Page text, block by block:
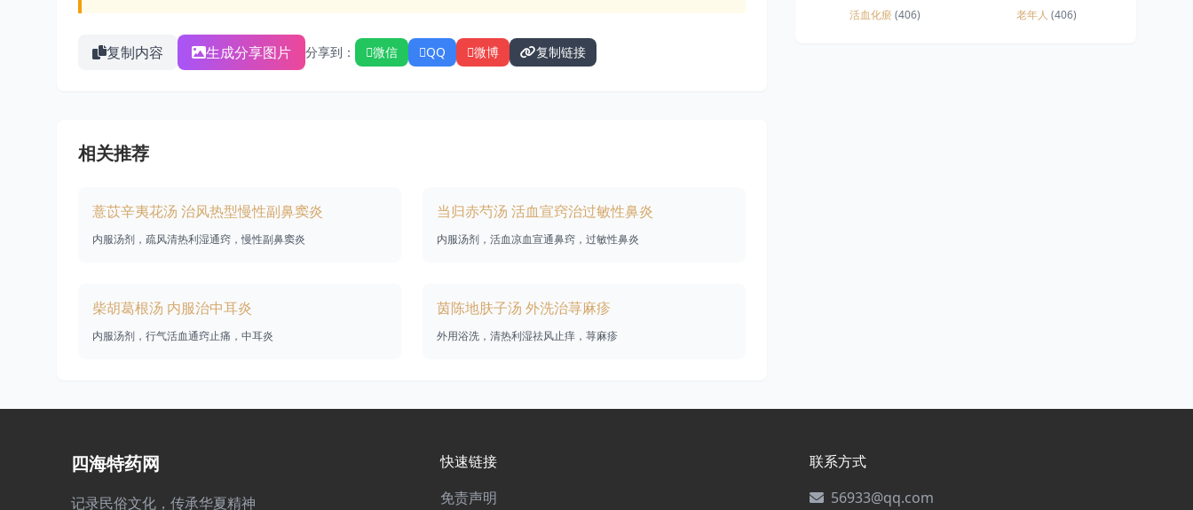
复制内容 生成分享图片 分享到： 微信 QQ 微博 复制链接
相关推荐
薏苡辛夷花汤 治风热型慢性副鼻窦炎
内服汤剂，疏风清热利湿通窍，慢性副鼻窦炎
当归赤芍汤 活血宣窍治过敏性鼻炎
内服汤剂，活血凉血宣通鼻窍，过敏性鼻炎
柴胡葛根汤 内服治中耳炎
内服汤剂，行气活血通窍止痛，中耳炎
茵陈地肤子汤 外洗治荨麻疹
外用浴洗，清热利湿祛风止痒，荨麻疹
活血化瘀(406) 老年人 (406)
四海特药网
记录民俗文化，传承华夏精神
快速链接
免责声明
联系方式
56933@qq.com